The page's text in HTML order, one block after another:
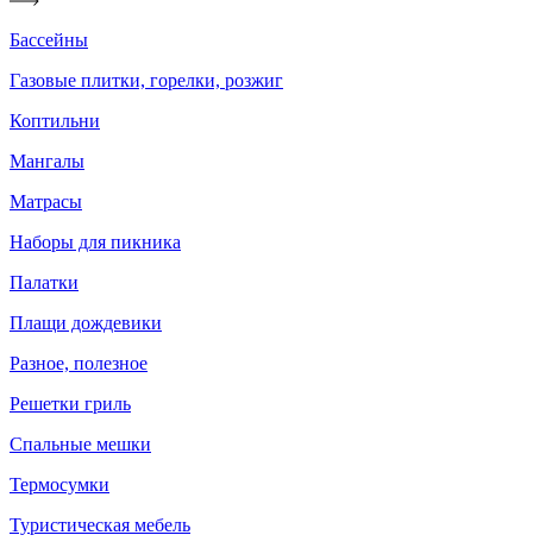
Бассейны
Газовые плитки, горелки, розжиг
Коптильни
Мангалы
Матрасы
Наборы для пикника
Палатки
Плащи дождевики
Разное, полезное
Решетки гриль
Спальные мешки
Термосумки
Туристическая мебель